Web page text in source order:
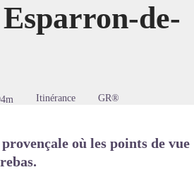
de-
Itinérance GR®
où les points de vue